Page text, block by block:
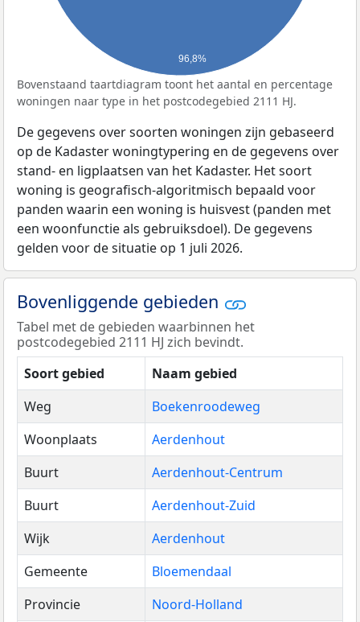
96,8%
Bovenstaand taartdiagram toont het aantal en percentage
woningen naar type in het postcodegebied 2111 HJ.
De gegevens over soorten woningen zijn gebaseerd
op de Kadaster woningtypering en de gegevens over
stand- en ligplaatsen van het Kadaster. Het soort
woning is geografisch-algoritmisch bepaald voor
panden waarin een woning is huisvest (panden met
een woonfunctie als gebruiksdoel). De gegevens
gelden voor de situatie op 1 juli 2026.
Bovenliggende gebieden
Tabel met de gebieden waarbinnen het
postcodegebied 2111 HJ zich bevindt.
Soort gebied
Naam gebied
Weg
Boekenroodeweg
Woonplaats
Aerdenhout
Buurt
Aerdenhout-Centrum
Buurt
Aerdenhout-Zuid
Wijk
Aerdenhout
Gemeente
Bloemendaal
Provincie
Noord-Holland